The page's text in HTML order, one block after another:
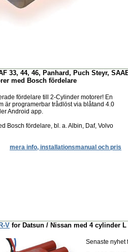
33, 44, 46, Panhard, Puch Steyr,
med Bosch fördelare
fördelare till 2-Cylinder motorer! En
är programerbar trådlöst via blåtand 4.0
Android app.
Bosch fördelare, bl. a. Albin, Daf, Volvo
mera info, installationsmanual och pris
V for Datsun / Nissan med 4 cylinder
Senaste nyhet